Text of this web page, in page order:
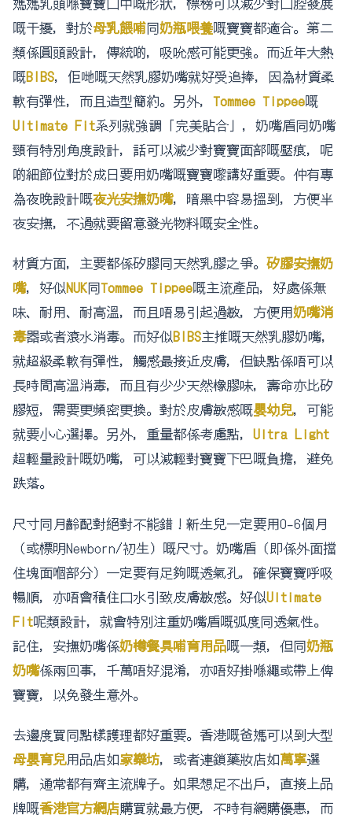
嘅干擾，對於母乳餵哺同奶瓶喂養嘅寶寶都適合。第二
類係圓頭設計，傳統啲，吸吮感可能更強。而近年大熱
嘅BIBS，佢哋嘅天然乳膠奶嘴就好受追捧，因為材質柔
軟有彈性，而且造型簡約。另外， Tommee Tippee嘅
Ultimate Fit系列就強調「完美貼合」，奶嘴盾同奶嘴
頸有特別角度設計，話可以減少對寶寶面部嘅壓痕，呢
啲細節位對於成日要用奶嘴嘅寶寶嚟講好重要。仲有專
為夜晚設計嘅夜光安撫奶嘴，暗黑中容易搵到，方便半
夜安撫，不過就要留意發光物料嘅安全性。
材質方面，主要都係矽膠同天然乳膠之爭。 矽膠安撫奶
嘴，好似NUK同Tommee Tippee嘅主流產品，好處係無
味、耐用、耐高溫，而且唔易引起過敏，方便用奶嘴消
毒器或者滾水消毒。而好似BIBS主推嘅天然乳膠奶嘴，
就超級柔軟有彈性，觸感最接近皮膚，但缺點係唔可以
長時間高溫消毒，而且有少少天然橡膠味，壽命亦比矽
膠短，需要更頻密更換。對於皮膚敏感嘅嬰幼兒，可能
就要小心選擇。另外，重量都係考慮點， Ultra Light
超輕量設計嘅奶嘴，可以減輕對寶寶下巴嘅負擔，避免
跌落。
尺寸同月齡配對絕對不能錯！新生兒一定要用0-6個月
（或標明Newborn/初生）嘅尺寸。奶嘴盾（即係外面擋
住塊面嗰部分）一定要有足夠嘅透氣孔，確保寶寶呼吸
暢順，亦唔會積住口水引致皮膚敏感。好似Ultimate
Fit呢類設計，就會特別注重奶嘴盾嘅弧度同透氣性。
記住，安撫奶嘴係奶樽餐具哺育用品嘅一類，但同奶瓶
奶嘴係兩回事，千萬唔好混淆，亦唔好掛喺繩或帶上俾
寶寶，以免發生意外。
去邊度買同點樣護理都好重要。香港嘅爸媽可以到大型
母嬰育兒用品店如家樂坊，或者連鎖藥妝店如萬寧選
購，通常都有齊主流牌子。如果想足不出戶，直接上品
牌嘅香港官方網店購買就最方便，不時有網購優惠，而